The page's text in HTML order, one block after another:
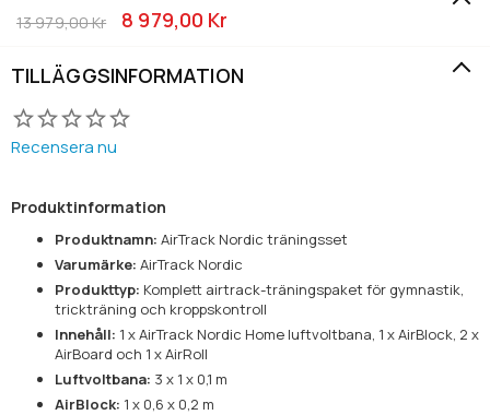
8 979,00 Kr
13 979,00 Kr
TILLÄGGSINFORMATION
Recensera nu
Produktinformation
Produktnamn: AirTrack Nordic träningsset
Varumärke: AirTrack Nordic
Produkttyp: Komplett airtrack-träningspaket för gymnastik,
trickträning och kroppskontroll
Innehåll: 1 x AirTrack Nordic Home luftvoltbana, 1 x AirBlock, 2 x
AirBoard och 1 x AirRoll
Luftvoltbana: 3 x 1 x 0,1 m
AirBlock: 1 x 0,6 x 0,2 m